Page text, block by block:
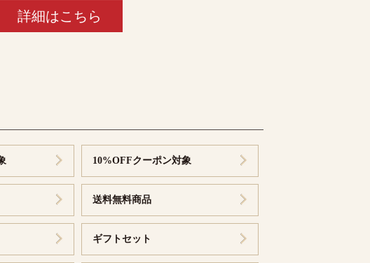
詳細はこちら
10%OFFクーポン対象
送料無料商品
ギフトセット